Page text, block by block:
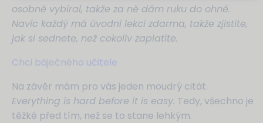
osobně vybíral, takže za ně dám ruku do ohně.
Navíc každý má úvodní lekci zdarma, takže zjistíte,
jak si sednete, než cokoliv zaplatíte.
Chci báječného učitele
Na závěr mám pro vás jeden moudrý citát.
Everything is hard before it is easy. Tedy, všechno je
těžké před tím, než se to stane lehkým.